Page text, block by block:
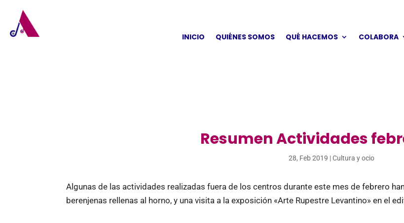
INICIO
QUIÉNES SOMOS QUÉ HACEMOS COLABORA
Resumen Actividades
28, Feb 2019 |Cultura y ocio
Algunas de las actividades realizadas fuera de los centros durante este mes de febrero
berenjenas rellenas al horno, y una visita a la exposición «Arte Rupestre Levantino» en el